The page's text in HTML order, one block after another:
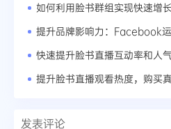
如何利用脸书群组实现快速增
提升品牌影响力：Facebook
快速提升脸书直播互动率和人
提升脸书直播观看热度，购买
发表评论